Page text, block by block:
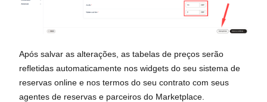
Após salvar as alterações, as tabelas de preços serão
refletidas automaticamente nos widgets do seu sistema de
reservas online e nos termos do seu contrato com seus
agentes de reservas e parceiros do Marketplace.